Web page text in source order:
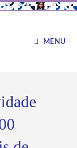
MENU